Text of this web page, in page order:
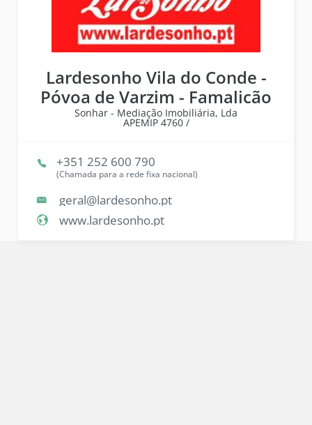
Lardesonho Vila do Conde -
Póvoa de Varzim - Famalicão
Sonhar - Mediação Imobiliária, Lda
APEMIP4760 /
+351 252 600 790
(Chamada para a rede fixa nacional)
geral@lardesonho.pt
www.lardesonho.pt